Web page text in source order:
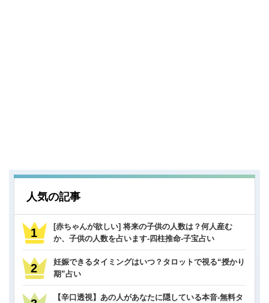
人気の記事
[赤ちゃんが欲しい] 将来の子供の人数は？何人産む
か、子供の人数を占います-四柱推命-子宝占い
妊娠できるタイミングはいつ？タロットで視る“授かり
期”占い
【辛口透視】あの人があなたに隠している本音-無料タ